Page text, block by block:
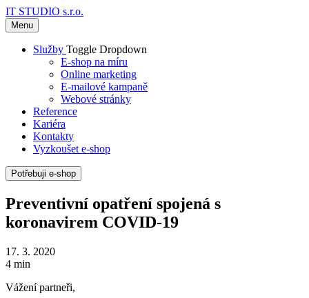
IT STUDIO s.r.o.
Menu
Služby Toggle Dropdown
E-shop na míru
Online marketing
E-mailové kampaně
Webové stránky
Reference
Kariéra
Kontakty
Vyzkoušet e-shop
Potřebuji e-shop
Preventivní opatření spojená s
koronavirem COVID-19
17. 3. 2020
4 min
Vážení partneři,